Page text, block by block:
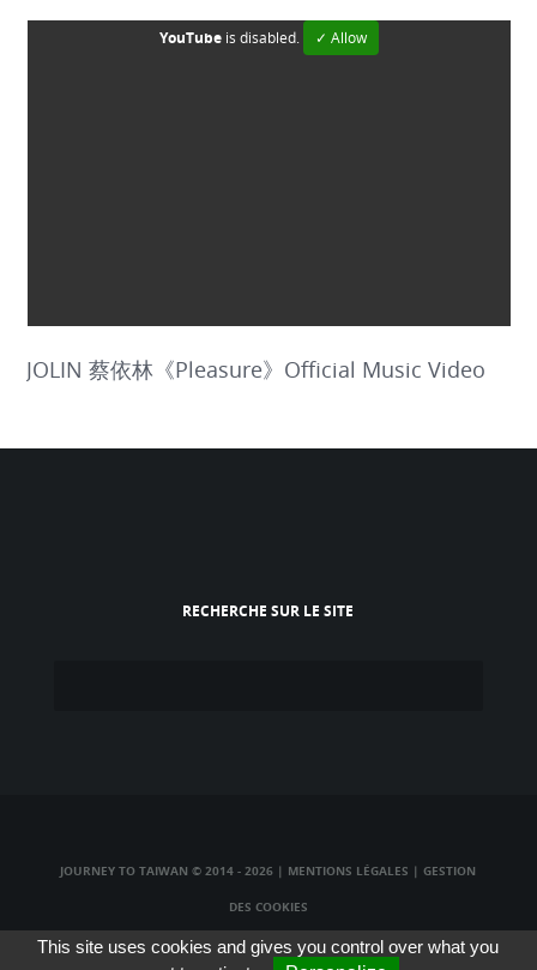
YouTubeis disabled. ✓ Allow
JOLIN 蔡依林《Pleasure》Official Music Video
RECHERCHE SUR LE SITE
JOURNEY TO TAIWAN © 2014 - 2026 | MENTIONS LÉGALES |GESTION
DES COOKIES
TAIWAN TV LIVE|TAIWAN RADIO LIVE|TAIWAN WEBCAM LIVE
This site uses cookies and gives you control over what you